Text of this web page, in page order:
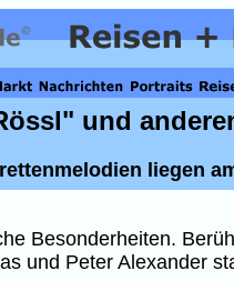
und
liegen
Besonderheiten.
und Peter Alexander